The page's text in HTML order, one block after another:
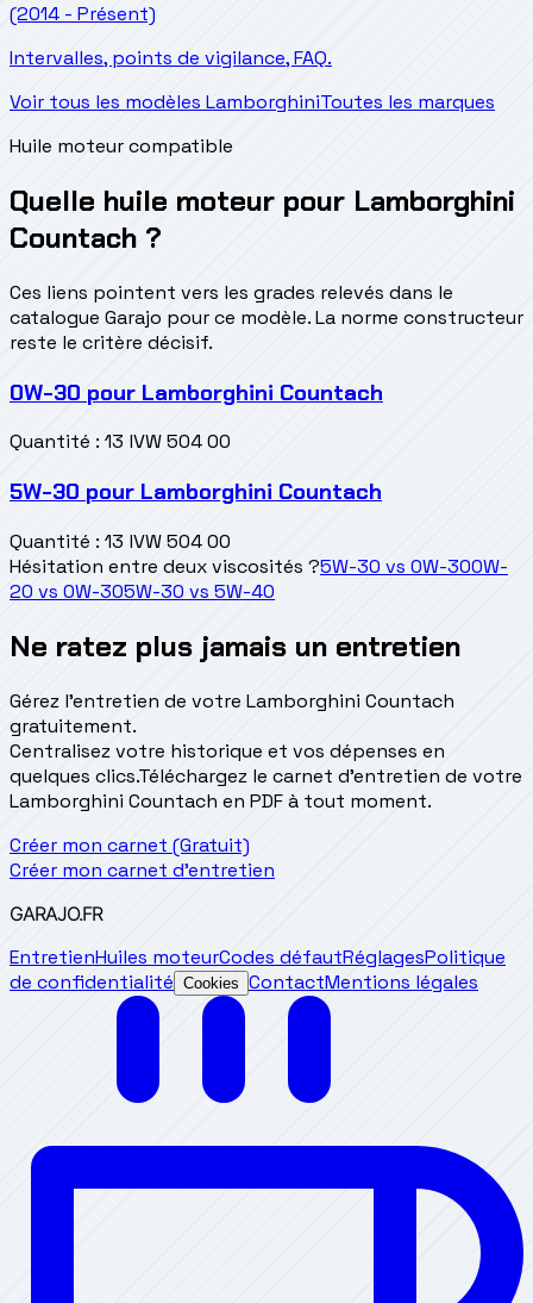
(2014 - Présent)
Intervalles, points de vigilance, FAQ.
Voir tous les modèles LamborghiniToutes les marques
Huile moteur compatible
Quelle huile moteur pour Lamborghini
Countach ?
Ces liens pointent vers les grades relevés dans le
catalogue Garajo pour ce modèle. La norme constructeur
reste le critère décisif.
0W-30 pour Lamborghini Countach
Quantité :13 lVW 504 00
5W-30 pour Lamborghini Countach
Quantité :13 lVW 504 00
Hésitation entre deux viscosités ?5W-30 vs 0W-300W-
20 vs 0W-305W-30 vs 5W-40
Ne ratez plus jamais un entretien
Gérez l'entretien de votre Lamborghini Countach
gratuitement.
Centralisez votre historique et vos dépenses en
quelques clics.Téléchargez le carnet d'entretien de votre
Lamborghini Countach en PDF à tout moment.
Créer mon carnet (Gratuit)
Créer mon carnet d'entretien
GARAJO.FR
EntretienHuiles moteurCodes défautRéglagesPolitique
de confidentialité Cookies ContactMentions légales